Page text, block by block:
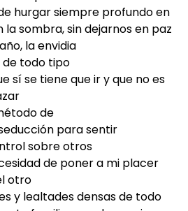
hurgar siempre profundo en
la sombra, sin dejarnos en paz
la envidia
de todo tipo
sí se tiene que ir y que no es
de
para sentir
sobre otros
de poner a mi placer
otro
y lealtades densas de todo